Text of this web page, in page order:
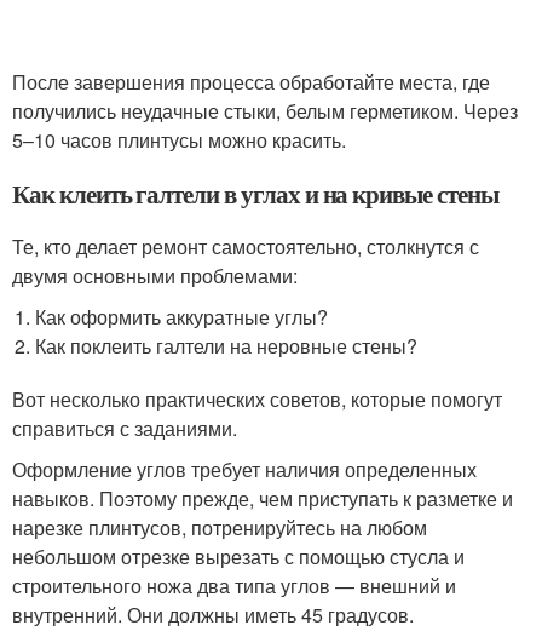
После завершения процесса обработайте места, где
получились неудачные стыки, белым герметиком. Через
5–10 часов плинтусы можно красить.
Как клеить галтели в углах и на кривые стены
Те, кто делает ремонт самостоятельно, столкнутся с
двумя основными проблемами:
Как оформить аккуратные углы?
Как поклеить галтели на неровные стены?
Вот несколько практических советов, которые помогут
справиться с заданиями.
Оформление углов требует наличия определенных
навыков. Поэтому прежде, чем приступать к разметке и
нарезке плинтусов, потренируйтесь на любом
небольшом отрезке вырезать с помощью стусла и
строительного ножа два типа углов — внешний и
внутренний. Они должны иметь 45 градусов.